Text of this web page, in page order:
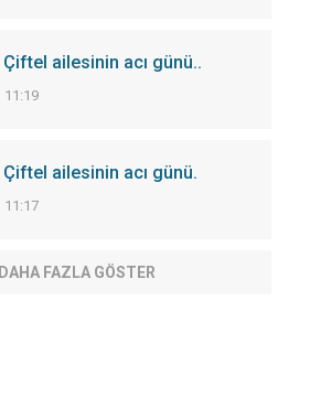
ailesinin acı günü..
11:19
ailesinin acı günü.
11:17
DAHA FAZLA GÖSTER